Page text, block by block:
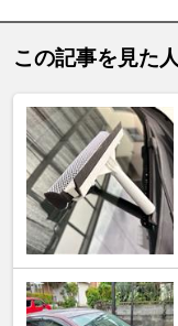
この記事を見た